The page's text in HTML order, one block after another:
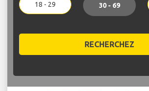
18 - 29 30 - 69
RECHERCHEZ